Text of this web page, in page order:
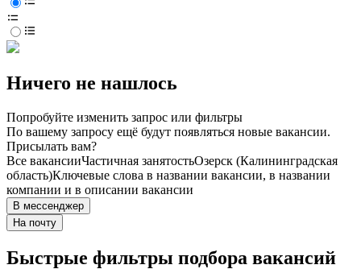
Ничего не нашлось
Попробуйте изменить запрос или фильтры
По вашему запросу ещё будут появляться новые вакансии.
Присылать вам?
Все вакансииЧастичная занятостьОзерск (Калининградская
область)Ключевые слова в названии вакансии, в названии
компании и в описании вакансии
В мессенджер
На почту
Быстрые фильтры подбора вакансий